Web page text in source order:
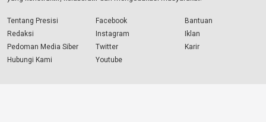
Tentang Presisi
Redaksi
Pedoman Media Siber
Hubungi Kami
Facebook
Instagram
Twitter
Youtube
Bantuan
Iklan
Karir